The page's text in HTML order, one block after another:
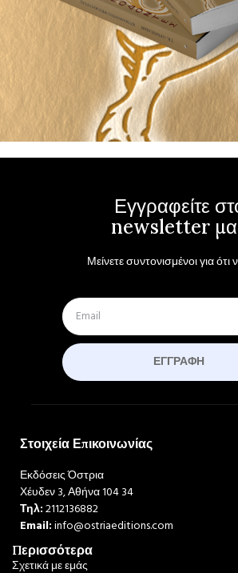
Εγγραφείτε
newsletter
Μείνετε συντονισμένοι για ότι
ΕΓΓΡΑΦΉ
Στοιχεία Επικοινωνίας
Εκδόσεις Όστρια
Χέυδεν 3, Αθήνα 104 34
Τηλ:2112136882
Email:info@ostriaeditions.com
Περισσότερα
Σχετικά με εμάς